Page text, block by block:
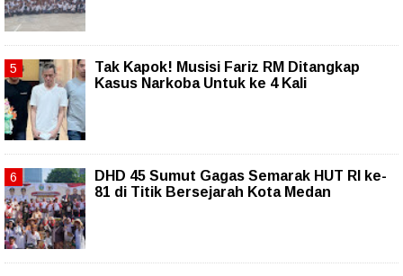
Tak Kapok! Musisi Fariz RM Ditangkap
Kasus Narkoba Untuk ke 4 Kali
DHD 45 Sumut Gagas Semarak HUT RI ke-
81 di Titik Bersejarah Kota Medan